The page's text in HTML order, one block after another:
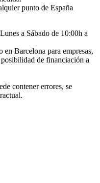
punto de España
a Sábado de 10:00h a
Barcelona para empresas,
de financiación a
contener errores, se